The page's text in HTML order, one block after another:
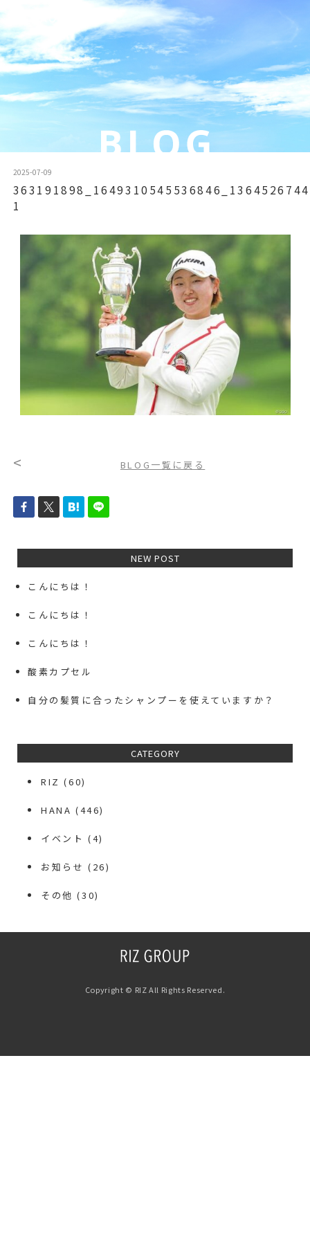
2025-07-09
1
< BLOG一覧に戻る
NEW POST
こんにちは！
こんにちは！
こんにちは！
酸素カプセル
自分の髪質に合ったシャンプーを使えていますか？
CATEGORY
RIZ (60)
HANA (446)
イベント (4)
お知らせ (26)
その他 (30)
Copyright © RIZ All Rights Reserved.